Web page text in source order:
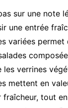
sur une note
une entrée
variées permet
verrines
mettent en
fraîcheur, tout